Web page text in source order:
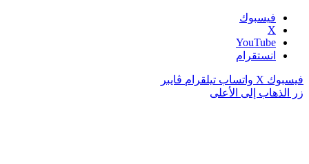
فيسبوك
‫X
‫YouTube
انستقرام
فيسبوك ‫X واتساب تيلقرام ڤايبر
زر الذهاب إلى الأعلى